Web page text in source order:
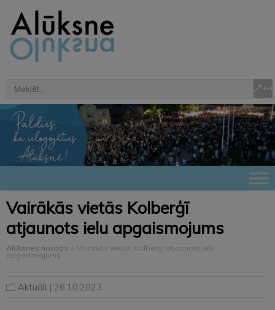
Vairākās vietās Kolberģī
atjaunots ielu apgaismojums
Alūksnes novads > Vairākās vietās Kolberģī atjaunots ielu
apgaismojums
Aktuāli | 26.10.2023